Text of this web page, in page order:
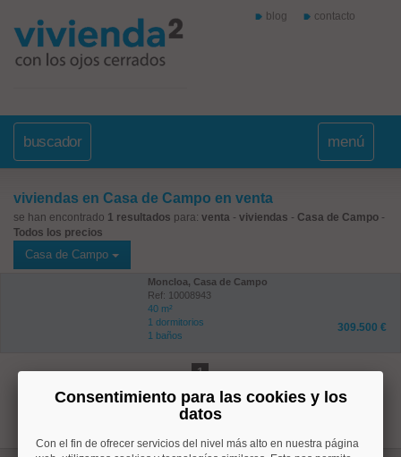
blog contacto
buscador menú
viviendas en Casa de Campo en venta
se han encontrado 1 resultados para: venta - viviendas - Casa de Campo -
Todos los precios
Casa de Campo
Moncloa, Casa de Campo
Ref: 10008943
40 m²
1 dormitorios
1 baños
309.500 €
1
Consentimiento para las cookies y los
datos
Con el fin de ofrecer servicios del nivel más alto en nuestra página